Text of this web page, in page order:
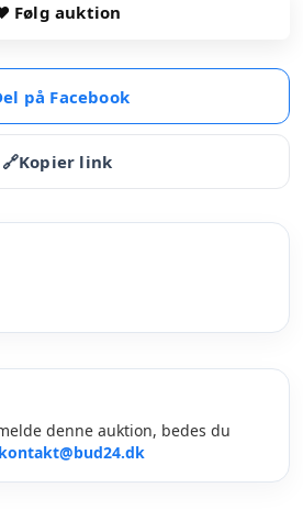
på Facebook
🔗Kopier link
Følg auktion
denne auktion, bedes du
kontakt@bud24.dk